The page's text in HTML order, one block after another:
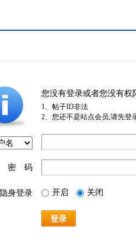
您没有登录或者您没有权
1、帖子ID非法
2、您还不是站点会员,请先登
密 码
隐身登录 开启 关闭
登录